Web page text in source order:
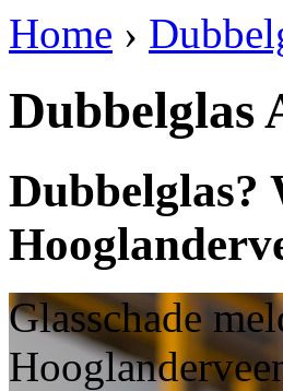
Home ›
Dubbelglas
Dubbelglas?
Glasschade